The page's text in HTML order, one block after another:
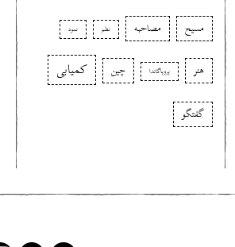
مسیح مصاحبه نظم نمود
هنر پروپاگاندا چین کمیابی
گفتگو